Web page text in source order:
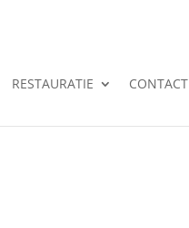
RESTAURATIE CONTACT